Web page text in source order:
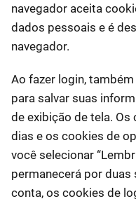
navegador aceita
dados pessoais e é
navegador.
Ao fazer login,
para salvar suas
de exibição de tela.
dias e os cookies de
você selecionar
permanecerá por duas
conta, os cookies de